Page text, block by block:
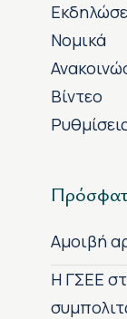
Νομικά
Βίντεο
Αμοιβή
H ΓΣΕΕ